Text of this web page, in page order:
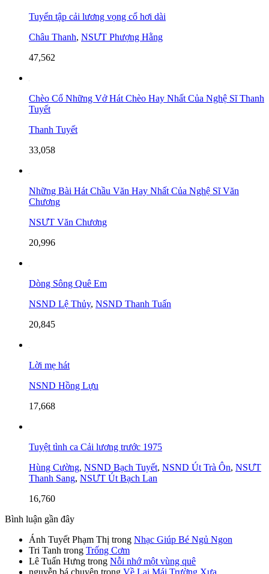
Tuyển tập cải lương vọng cổ hơi dài
Châu Thanh, NSƯT Phượng Hằng
47,562
Chèo Cổ Những Vở Hát Chèo Hay Nhất Của Nghệ Sĩ Thanh
Tuyết
Thanh Tuyết
33,058
Những Bài Hát Chầu Văn Hay Nhất Của Nghệ Sĩ Văn
Chương
NSƯT Văn Chương
20,996
Dòng Sông Quê Em
NSND Lệ Thủy, NSND Thanh Tuấn
20,845
Lời mẹ hát
NSND Hồng Lựu
17,668
Tuyệt tình ca Cải lương trước 1975
Hùng Cường, NSND Bạch Tuyết, NSND Út Trà Ôn, NSƯT
Thanh Sang, NSƯT Út Bạch Lan
16,760
Bình luận gần đây
Ánh Tuyết Phạm Thị trong Nhạc Giúp Bé Ngủ Ngon
Tri Tanh trong Trống Cơm
Lê Tuấn Hưng trong Nỗi nhớ một vùng quê
nguyễn bá chuyên trong Về Lại Mái Trường Xưa